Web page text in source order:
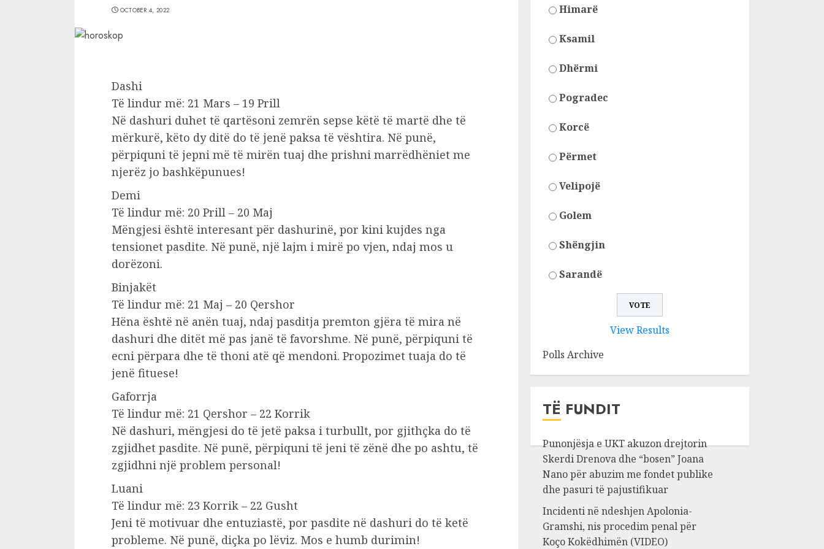
OCTOBER 4, 2022
Dashi
Të lindur më: 21 Mars – 19 Prill
Në dashuri duhet të qartësoni zemrën sepse këtë të martë dhe të
mërkurë, këto dy ditë do të jenë paksa të vështira. Në punë,
përpiquni të jepni më të mirën tuaj dhe prishni marrëdhëniet me
njerëz jo bashkëpunues!
Demi
Të lindur më: 20 Prill – 20 Maj
Mëngjesi është interesant për dashurinë, por kini kujdes nga
tensionet pasdite. Në punë, një lajm i mirë po vjen, ndaj mos u
dorëzoni.
Binjakët
Të lindur më: 21 Maj – 20 Qershor
Hëna është në anën tuaj, ndaj pasditja premton gjëra të mira në
dashuri dhe ditët më pas janë të favorshme. Në punë, përpiquni të
ecni përpara dhe të thoni atë që mendoni. Propozimet tuaja do të
jenë fituese!
Gaforrja
Të lindur më: 21 Qershor – 22 Korrik
Në dashuri, mëngjesi do të jetë paksa i turbullt, por gjithçka do të
zgjidhet pasdite. Në punë, përpiquni të jeni të zënë dhe po ashtu, të
zgjidhni një problem personal!
Luani
Të lindur më: 23 Korrik – 22 Gusht
Jeni të motivuar dhe entuziastë, por pasdite në dashuri do të ketë
probleme. Në punë, diçka po lëviz. Mos e humb durimin!
Himarë
Ksamil
Dhërmi
Pogradec
Korcë
Përmet
Velipojë
Golem
Shëngjin
Sarandë
View Results
Polls Archive
TË FUNDIT
Punonjësja e UKT akuzon drejtorin
Skerdi Drenova dhe “bosen” Joana
Nano për abuzim me fondet publike
dhe pasuri të pajustifikuar
Incidenti në ndeshjen Apolonia-
Gramshi, nis procedim penal për
Koço Kokëdhimën (VIDEO)